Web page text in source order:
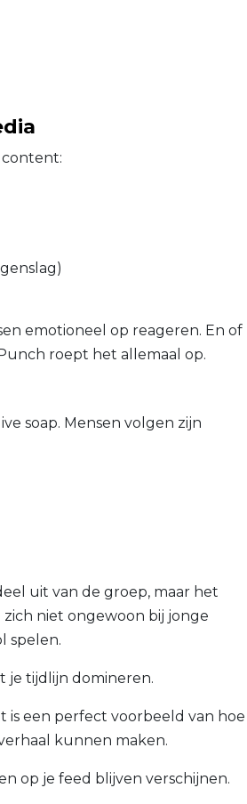
emotioneel op reageren. En of
roept het allemaal op.
soap. Mensen volgen zijn
uit van de groep, maar het
zich niet ongewoon bij jonge
spelen.
je tijdlijn domineren.
is een perfect voorbeeld van hoe
kunnen maken.
op je feed blijven verschijnen.